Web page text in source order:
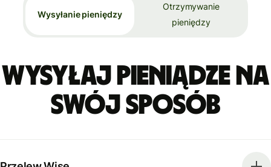
Wysyłanie pieniędzy
Otrzymywanie
pieniędzy
Wysyłaj pieniądze na
swój sposób